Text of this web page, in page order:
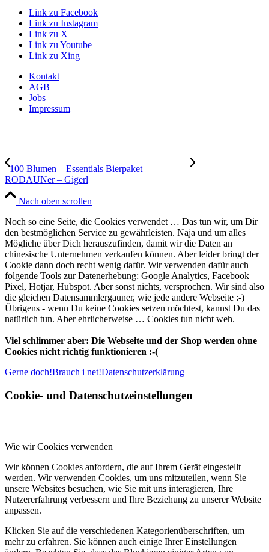
Link zu Facebook
Link zu Instagram
Link zu X
Link zu Youtube
Link zu Xing
Kontakt
AGB
Jobs
Impressum
100 Blumen – Essentials Bierpaket
RODAUNer – Gigerl
Nach oben scrollen
Noch so eine Seite, die Cookies verwendet … Das tun wir, um Dir
den bestmöglichen Service zu gewährleisten. Naja und um alles
Mögliche über Dich herauszufinden, damit wir die Daten an
chinesische Unternehmen verkaufen können. Aber leider bringt der
Cookie dann doch recht wenig dafür. Wir verwenden dafür auch
folgende Tools zur Datenerhebung: Google Analytics, Facebook
Pixel, Hotjar, Hubspot. Aber sonst nichts, versprochen. Wir sind also
die gleichen Datensammlergauner, wie jede andere Webseite :-)
Übrigens - wenn Du keine Cookies setzen möchtest, kannst Du das
natürlich tun. Aber ehrlicherweise … Cookies tun nicht weh.
Viel schlimmer aber: Die Webseite und der Shop werden ohne
Cookies nicht richtig funktionieren :-(
Gerne doch!Brauch i net!Datenschutzerklärung
Cookie- und Datenschutzeinstellungen
Wie wir Cookies verwenden
Wir können Cookies anfordern, die auf Ihrem Gerät eingestellt
werden. Wir verwenden Cookies, um uns mitzuteilen, wenn Sie
unsere Websites besuchen, wie Sie mit uns interagieren, Ihre
Nutzererfahrung verbessern und Ihre Beziehung zu unserer Website
anpassen.
Klicken Sie auf die verschiedenen Kategorienüberschriften, um
mehr zu erfahren. Sie können auch einige Ihrer Einstellungen